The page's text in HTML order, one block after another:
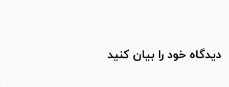
دیدگاه خود را بیان کنید